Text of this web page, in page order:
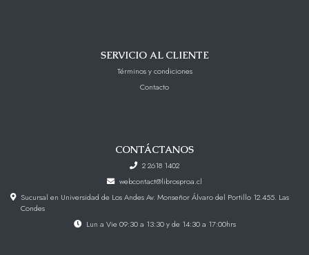
SERVICIO AL CLIENTE
Términos y condiciones
Contacto
CONTÁCTANOS
2 2618 1402
webcontact@librosproa.cl
Sucursal en Universidad de Los Andes Av. Monseñor Álvaro del Portillo 12.455. Las
Condes
Lun a Vie 09:30 a 13:30 y de 14:30 a 17:00hrs